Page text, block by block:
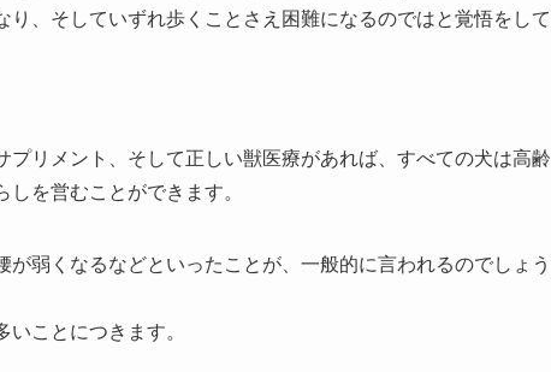
、そしていずれ歩くことさえ困難になるのではと覚悟をして
リメント、そして正しい獣医療があれば、すべての犬は高齢
を営むことができます。
弱くなるなどといったことが、一般的に言われるのでしょう
ことにつきます。